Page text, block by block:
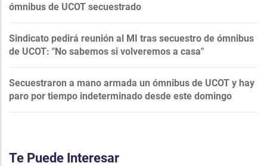
ómnibus de UCOT secuestrado
Sindicato pedirá reunión al MI tras secuestro de ómnibus
de UCOT: "No sabemos si volveremos a casa"
Secuestraron a mano armada un ómnibus de UCOT y hay
paro por tiempo indeterminado desde este domingo
Te Puede Interesar